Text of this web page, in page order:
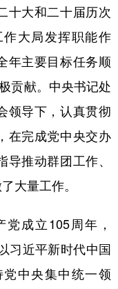
宁夏
江
عربى
語 한국어
十大和二十届历次
大局发挥职能作
年主要目标任务顺
贡献。中央书记处
领导下，认真贯彻
在完成党中央交办
导推动群团工作、
大量工作。
成立105周年，
习近平新时代中国
中央集中统一领